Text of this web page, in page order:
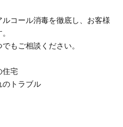
コール消毒を徹底し、お客様
もご相談ください。
住宅
のトラブル